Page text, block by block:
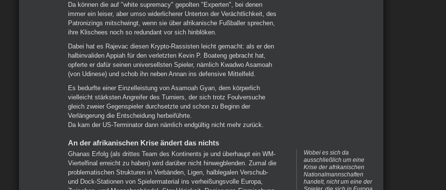
Da können die auf "white supremacy" gepolten "Experten", bei denen
immer ein leiser, aber umso widerlicherer Unterton der Verächtlichkeit, des
Patronizings mitschwingt, wenn sie über afrikanische Fußballer sprechen,
ihre Klischees noch so redundant vor sich hinblöken.
Dabei hat es Rajevac diesen Krypto-Rassisten leicht gemacht: als er den
halbinvaliden Appiah für den verletzten Kevin P. Boateng gebracht hat,
opferte er dafür seinen universellsten Spieler, nämlich Kwadwo Asamoah
(von Udinese) und schob ihn neben Annan ins defensive Mittelfeld.
Es bedurfte einer Einzelleistung von Asamoah Gyan, dem körperlich
vielleicht stärksten Angreifer des Turniers, der sich trotz Foulversuche
gleich zweier Gegenspieler durchsetzte und schon zu Beginn der
Verlängerung die Entscheidung herbeiführte.
Da kam der US-Terminator dann nämlich endgültig nicht mehr zurück.
An der afrikanischen Krise ändert das nichts
Wobei es sich da
ausschließlich um eine
Krise der afrikanischen
Nationalmannschaften
handelt, nicht um eine der
Ghanas Erfolg (als drittes Team des Kontinents je und überhaupt ein WM-
Viertelfinal erreicht zu haben) wird darüber nicht hinwegblenden. Zumal die
problematischen Strukturen in Verbänden, Ligen, halblegalen Verschub-
und Dock-Stationen von Spielermaterial ins verheißungsvolle Europa,